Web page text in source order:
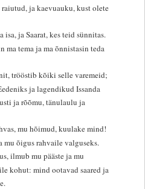
ja kaevuauku, kust olete
isa, ja Saarat, kes teid sünnitas.
tema ja ma õnnistasin teda
trööstib kõiki selle varemeid;
ja lagendikud Issanda
ja rõõmu, tänulaulu ja
mu hõimud, kuulake mind!
mu õigus rahvaile valguseks.
ilmub mu pääste ja mu
kohut: mind ootavad saared ja